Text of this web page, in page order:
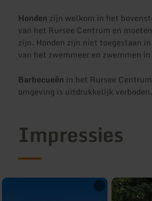
Honden zijn welkom in het
van het Rursee Centrum en
zijn. Honden zijn niet toegestaan
van het zwemmeer en zwemmen
Barbecueën in het Rursee
omgeving is uitdrukkelijk verboden.
Impressies